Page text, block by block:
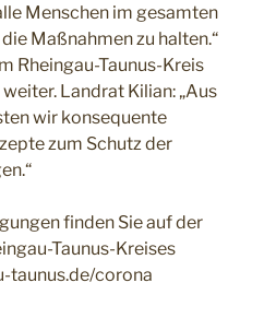
Menschen im gesamten
Maßnahmen zu halten.“
Rheingau-Taunus-Kreis
Landrat Kilian: „Aus
wir konsequente
zum Schutz der
finden Sie auf der
Taunus-Kreises
taunus.de/corona